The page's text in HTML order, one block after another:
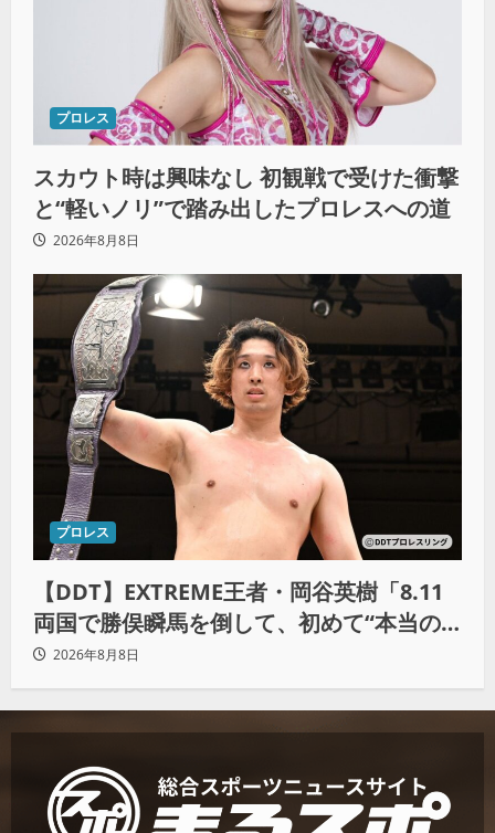
プロレス
スカウト時は興味なし 初観戦で受けた衝撃
と“軽いノリ”で踏み出したプロレスへの道
2026年8月8日
プロレス
【DDT】EXTREME王者・岡谷英樹「8.11
両国で勝俣瞬馬を倒して、初めて“本当の
王者”になれる」
2026年8月8日